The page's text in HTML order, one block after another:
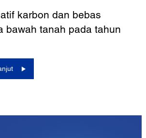
karbon dan bebas
bawah tanah pada tahun